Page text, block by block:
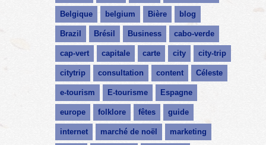
Belgique belgium Bière blog
Brazil Brésil Business cabo-verde
cap-vert capitale carte city city-trip
citytrip consultation content Céleste
e-tourism E-tourisme Espagne
europe folklore fêtes guide
internet marché de noël marketing